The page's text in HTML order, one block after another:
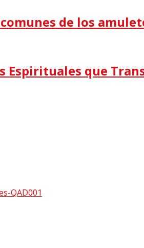
de los
Espirituales que